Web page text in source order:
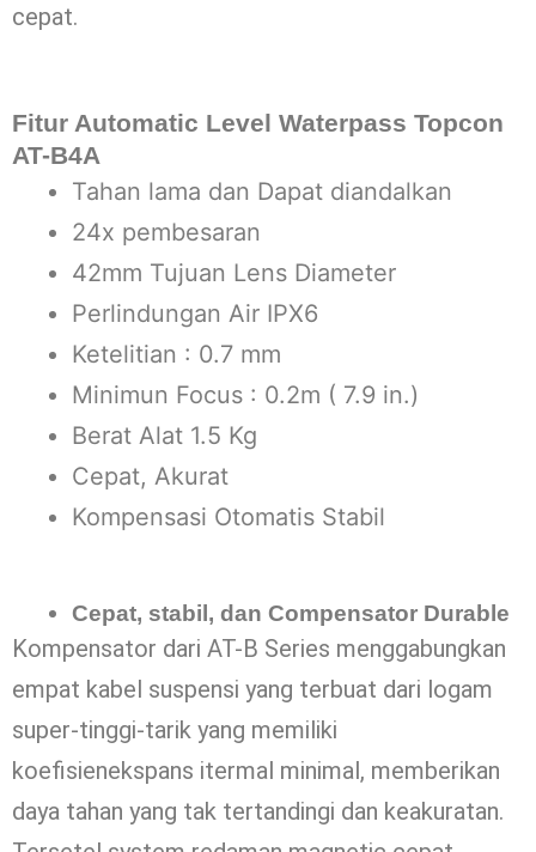
cepat.
Fitur Automatic Level Waterpass Topcon
AT-B4A
Tahan lama dan Dapat diandalkan
24x pembesaran
42mm Tujuan Lens Diameter
Perlindungan Air IPX6
Ketelitian : 0.7 mm
Minimun Focus : 0.2m ( 7.9 in.)
Berat Alat 1.5 Kg
Cepat, Akurat
Kompensasi Otomatis Stabil
Cepat, stabil, dan Compensator Durable
Kompensator dari AT-B Series menggabungkan
empat kabel suspensi yang terbuat dari logam
super-tinggi-tarik yang memiliki
koefisienekspans itermal minimal, memberikan
daya tahan yang tak tertandingi dan keakuratan.